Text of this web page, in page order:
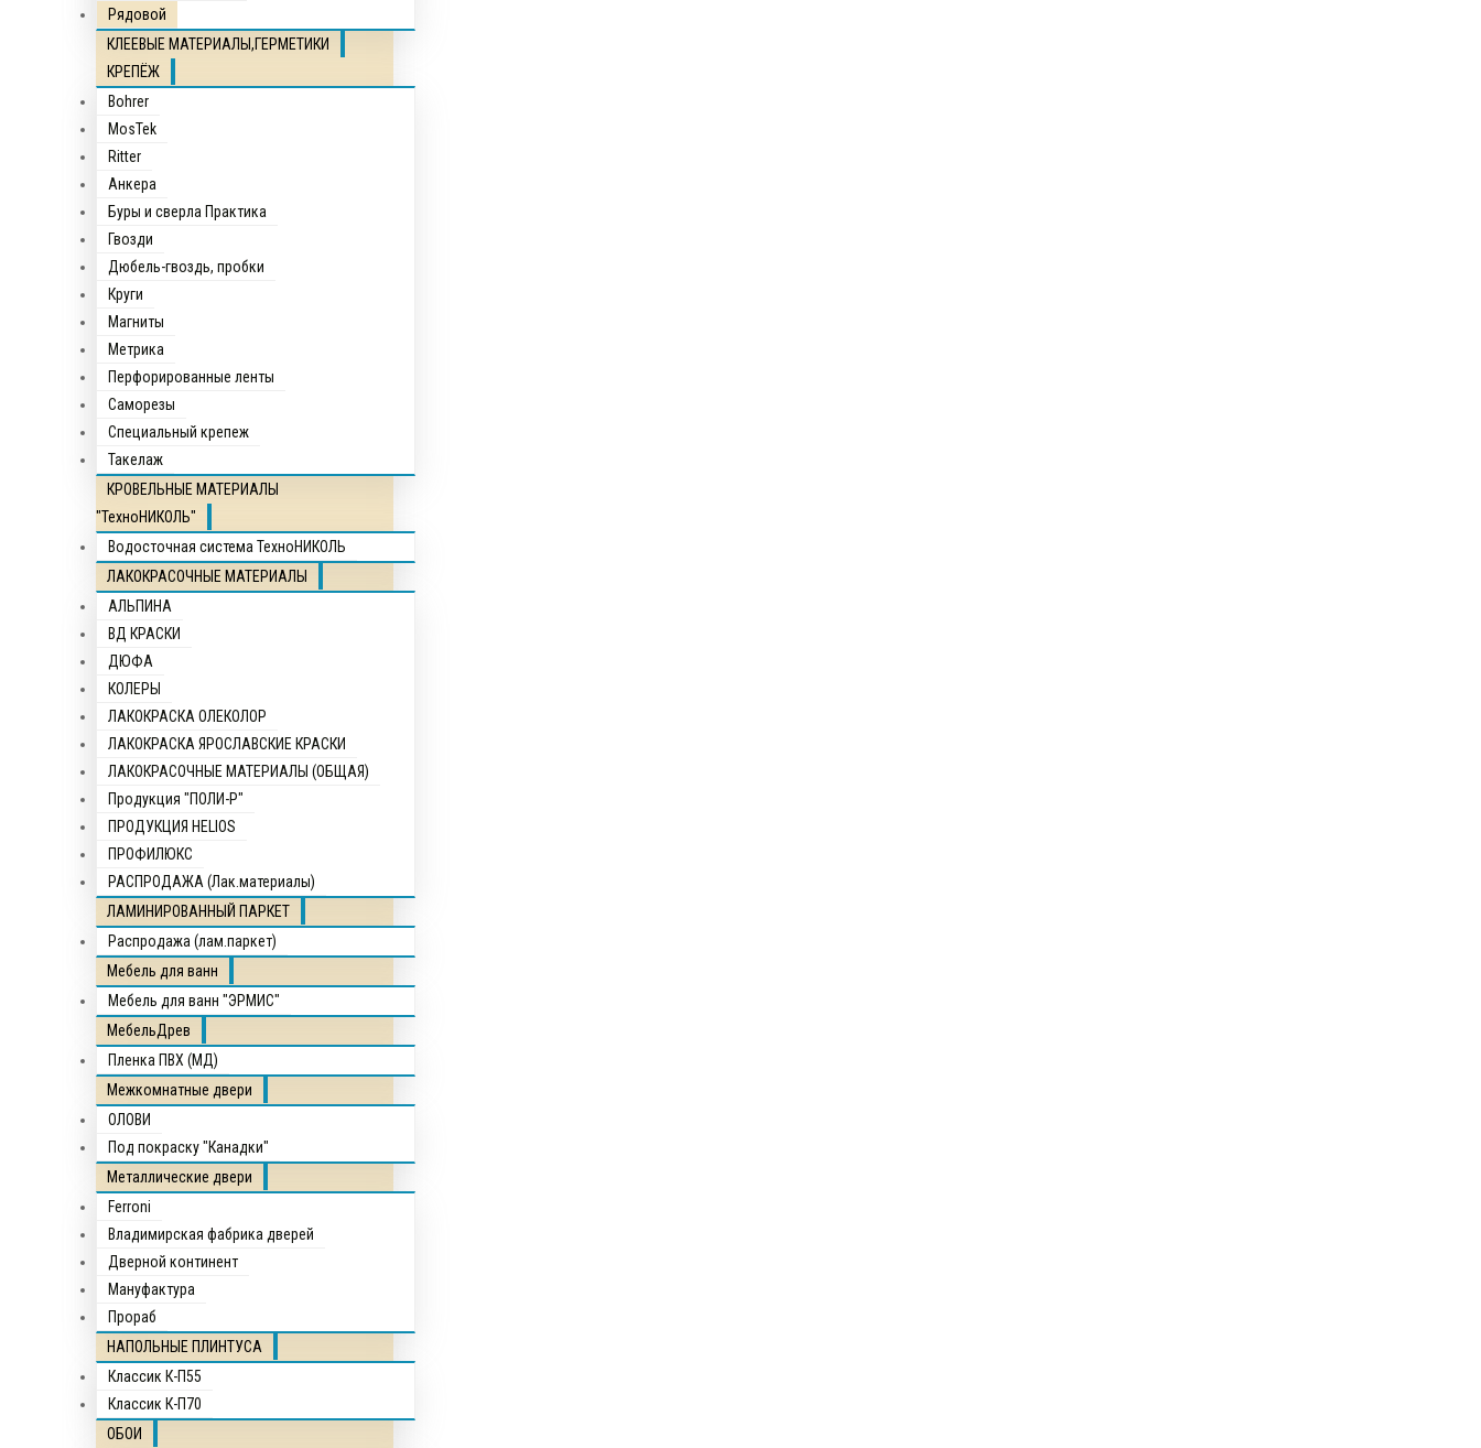
Рядовой
КЛЕЕВЫЕ МАТЕРИАЛЫ,ГЕРМЕТИКИ
КРЕПЁЖ
Bohrer
MosTek
Ritter
Анкера
Буры и сверла Практика
Гвозди
Дюбель-гвоздь, пробки
Круги
Магниты
Метрика
Перфорированные ленты
Саморезы
Специальный крепеж
Такелаж
КРОВЕЛЬНЫЕ МАТЕРИАЛЫ
"ТехноНИКОЛЬ"
Водосточная система ТехноНИКОЛЬ
ЛАКОКРАСОЧНЫЕ МАТЕРИАЛЫ
АЛЬПИНА
ВД КРАСКИ
ДЮФА
КОЛЕРЫ
ЛАКОКРАСКА ОЛЕКОЛОР
ЛАКОКРАСКА ЯРОСЛАВСКИЕ КРАСКИ
ЛАКОКРАСОЧНЫЕ МАТЕРИАЛЫ (ОБЩАЯ)
Продукция "ПОЛИ-Р"
ПРОДУКЦИЯ HELIOS
ПРОФИЛЮКС
РАСПРОДАЖА (Лак.материалы)
ЛАМИНИРОВАННЫЙ ПАРКЕТ
Распродажа (лам.паркет)
Мебель для ванн
Мебель для ванн "ЭРМИС"
МебельДрев
Пленка ПВХ (МД)
Межкомнатные двери
ОЛОВИ
Под покраску "Канадки"
Металлические двери
Ferroni
Владимирская фабрика дверей
Дверной континент
Мануфактура
Прораб
НАПОЛЬНЫЕ ПЛИНТУСА
Классик К-П55
Классик К-П70
ОБОИ